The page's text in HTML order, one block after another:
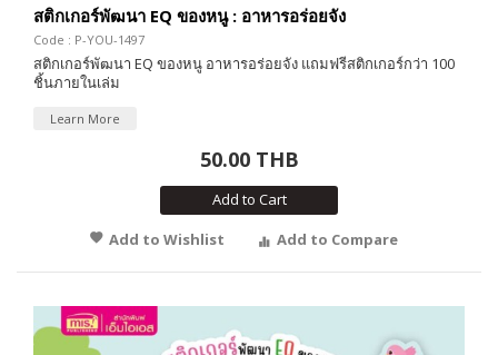
สติกเกอร์พัฒนา EQ ของหนู : อาหารอร่อยจัง
Code : P-YOU-1497
สติกเกอร์พัฒนา EQ ของหนู อาหารอร่อยจัง แถมฟรีสติกเกอร์กว่า 100
ชิ้นภายในเล่ม
Learn More
50.00 THB
Add to Cart
Add to Wishlist
Add to Compare